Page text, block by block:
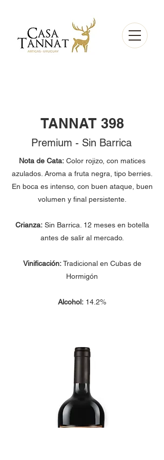
TANNAT 398
Premium - Sin Barrica
Nota de Cata:Color rojizo, con matices
azulados. Aroma a fruta negra, tipo berries.
En boca es intenso, con buen ataque, buen
volumen y final persistente.
Crianza:Sin Barrica. 12 meses en botella
antes de salir al mercado.
Vinificación:Tradicional en Cubas de
Hormigón
Alcohol: 14.2%